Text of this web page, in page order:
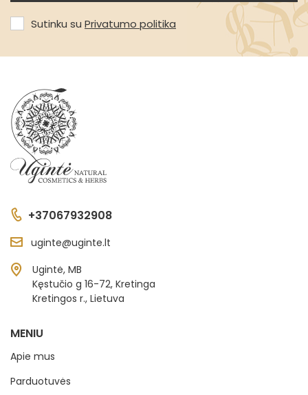
Sutinku su Privatumo politika
+37067932908
uginte@uginte.lt
Ugintė, MB
Kęstučio g 16-72, Kretinga
Kretingos r., Lietuva
MENIU
Apie mus
Parduotuvės